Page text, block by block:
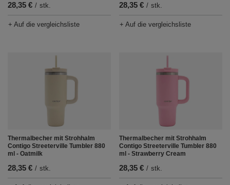
28,35 € / stk.
+ Auf die vergleichsliste
28,35 € / stk.
+ Auf die vergleichsliste
Thermalbecher mit Strohhalm
Contigo Streeterville Tumbler 880
ml - Oatmilk
28,35 € / stk.
Thermalbecher mit Strohhalm
Contigo Streeterville Tumbler 880
ml - Strawberry Cream
28,35 € / stk.